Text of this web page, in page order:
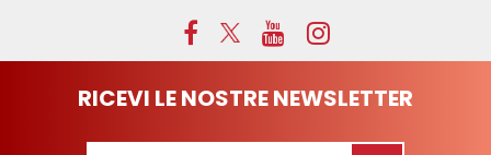
RICEVI LE NOSTRE NEWSLETTER